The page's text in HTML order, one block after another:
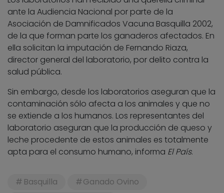
ante la Audiencia Nacional por parte de la
Asociación de Damnificados Vacuna Basquilla 2002,
de la que forman parte los ganaderos afectados. En
ella solicitan la imputación de Fernando Riaza,
director general del laboratorio, por delito contra la
salud pública.
Sin embargo, desde los laboratorios aseguran que la
contaminación sólo afecta a los animales y que no
se extiende a los humanos. Los representantes del
laboratorio aseguran que la producción de queso y
leche procedente de estos animales es totalmente
apta para el consumo humano, informa El País.
Basquilla
Ganado Ovino